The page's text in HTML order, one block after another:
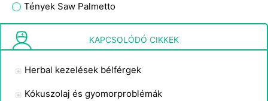
Tények Saw Palmetto
Gyógynövények használt Fibromyalgia Pain
KAPCSOLÓDÓ CIKKEK
Herbal kezelések bélférgek
Kókuszolaj és gyomorproblémák